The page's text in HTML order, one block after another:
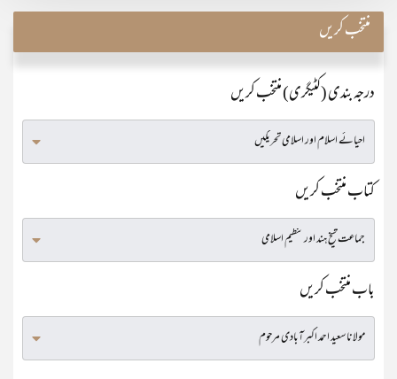
منتخب کریں
درجہ بندی (کٹیگری) منتخب کریں
کتاب منتخب کریں
باب منتخب کریں